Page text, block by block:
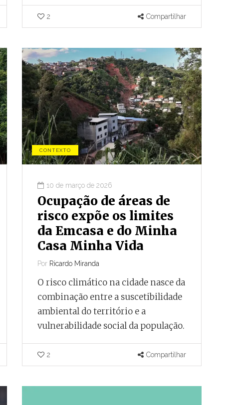
2 Compartilhar
CONTEXTO
10 de março de 2026
Ocupação de áreas de
risco expõe os limites
da Emcasa e do Minha
Casa Minha Vida
Por Ricardo Miranda
O risco climático na cidade nasce da
combinação entre a suscetibilidade
ambiental do território e a
vulnerabilidade social da população.
2 Compartilhar